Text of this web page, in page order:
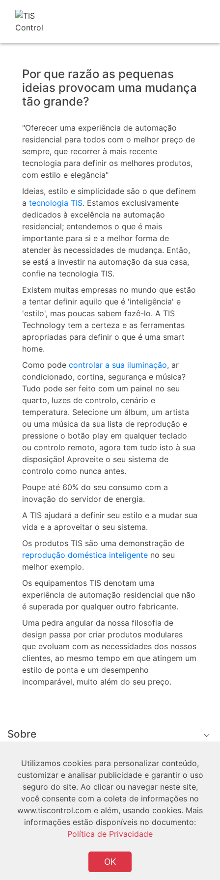
Por que razão as pequenas
ideias provocam uma mudança
tão grande?
"Oferecer uma experiência de automação
residencial para todos com o melhor preço de
sempre, que recorrer à mais recente
tecnologia para definir os melhores produtos,
com estilo e elegância"
Ideias, estilo e simplicidade são o que definem
a tecnologia TIS. Estamos exclusivamente
dedicados à excelência na automação
residencial; entendemos o que é mais
importante para si e a melhor forma de
atender às necessidades de mudança. Então,
se está a investir na automação da sua casa,
confie na tecnologia TIS.
Existem muitas empresas no mundo que estão
a tentar definir aquilo que é 'inteligência' e
'estilo', mas poucas sabem fazê-lo. A TIS
Technology tem a certeza e as ferramentas
apropriadas para definir o que é uma smart
home.
Como pode controlar a sua iluminação, ar
condicionado, cortina, segurança e música?
Tudo pode ser feito com um painel no seu
quarto, luzes de controlo, cenário e
temperatura. Selecione um álbum, um artista
ou uma música da sua lista de reprodução e
pressione o botão play em qualquer teclado
ou controlo remoto, agora tem tudo isto à sua
disposição! Aproveite o seu sistema de
controlo como nunca antes.
Poupe até 60% do seu consumo com a
inovação do servidor de energia.
A TIS ajudará a definir seu estilo e a mudar sua
vida e a aproveitar o seu sistema.
Os produtos TIS são uma demonstração de
reprodução doméstica inteligenteno seu
melhor exemplo.
Os equipamentos TIS denotam uma
experiência de automação residencial que não
é superada por qualquer outro fabricante.
Uma pedra angular da nossa filosofia de
design passa por criar produtos modulares
que evoluam com as necessidades dos nossos
clientes, ao mesmo tempo em que atingem um
estilo de ponta e um desempenho
incomparável, muito além do seu preço.
Sobre
Técnico
Utilizador
Copyright © 2026 TIS Todos os Direitos
Reservados
Utilizamos cookies para personalizar conteúdo,
customizar e analisar publicidade e garantir o uso
seguro do site. Ao clicar ou navegar neste site,
você consente com a coleta de informações no
www.tiscontrol.com e além, usando cookies. Mais
informações estão disponíveis no documento:
Política de Privacidade
OK